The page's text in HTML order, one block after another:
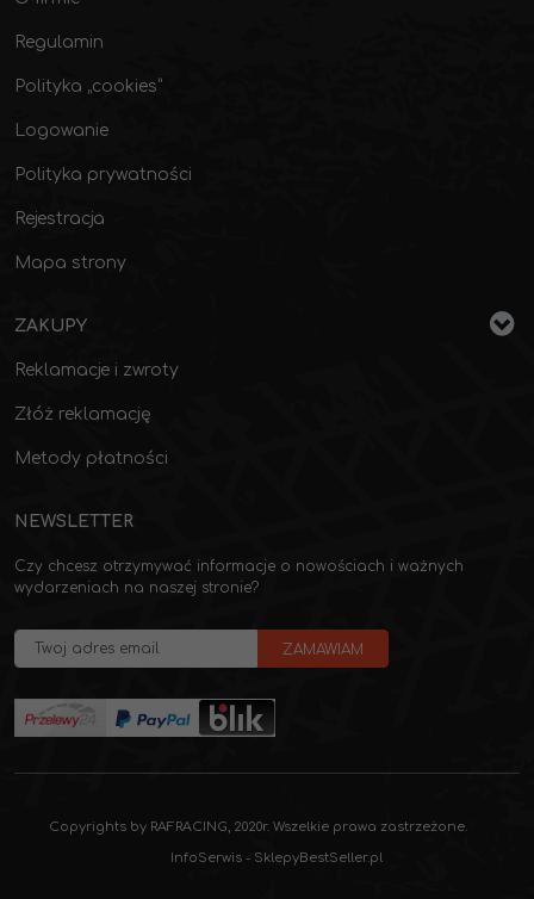
Regulamin
Polityka „cookies”
Logowanie
Polityka prywatności
Rejestracja
Mapa strony
ZAKUPY
Reklamacje i zwroty
Złóż reklamację
Metody płatności
NEWSLETTER
Czy chcesz otrzymywać informacje o nowościach i ważnych
wydarzeniach na naszej stronie?
Copyrights by RAFRACING, 2020r. Wszelkie prawa zastrzeżone.
InfoSerwis - SklepyBestSeller.pl